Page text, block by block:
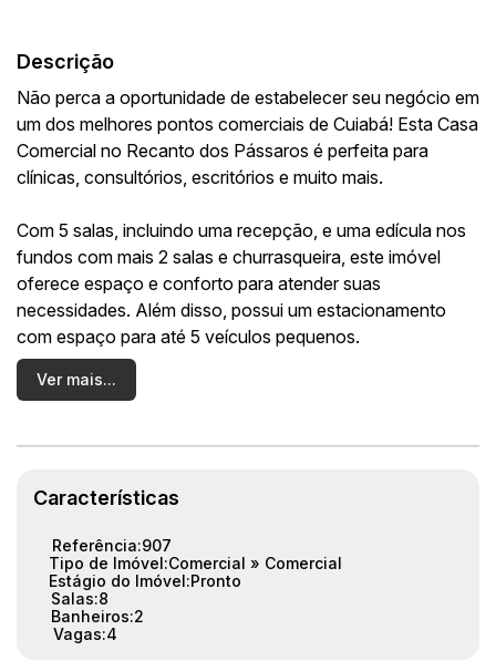
Descrição
Não perca a oportunidade de estabelecer seu negócio em
um dos melhores pontos comerciais de Cuiabá! Esta Casa
Comercial no Recanto dos Pássaros é perfeita para
clínicas, consultórios, escritórios e muito mais.
Com 5 salas, incluindo uma recepção, e uma edícula nos
fundos com mais 2 salas e churrasqueira, este imóvel
oferece espaço e conforto para atender suas
necessidades. Além disso, possui um estacionamento
com espaço para até 5 veículos pequenos.
Localizado em uma região estratégica, próximo à Avenida
excelente visibilidade para o seu negócio.
Não deixe essa oportunidade passar, entre em contato
Ver mais...
Características
Referência:907
Tipo de Imóvel:Comercial » Comercial
Estágio do Imóvel:Pronto
Salas:8
Banheiros:2
Vagas:4